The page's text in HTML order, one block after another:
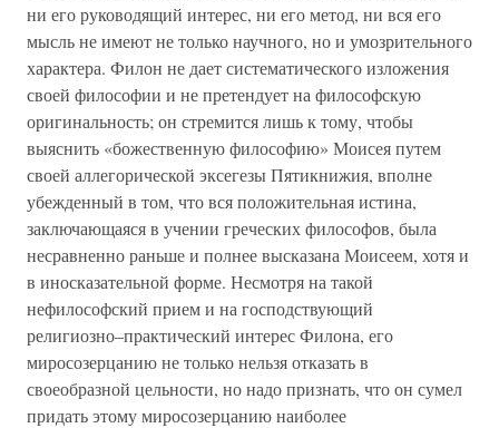
ни его руководящий интерес, ни его метод, ни вся его
мысль не имеют не только научного, но и умозрительного
характера. Филон не дает систематического изложения
своей философии и не претендует на философскую
оригинальность; он стремится лишь к тому, чтобы
выяснить «божественную философию» Моисея путем
своей аллегорической эксегезы Пятикнижия, вполне
убежденный в том, что вся положительная истина,
заключающаяся в учении греческих философов, была
несравненно раньше и полнее высказана Моисеем, хотя и
в иносказательной форме. Несмотря на такой
нефилософский прием и на господствующий
религиозно–практический интерес Филона, его
миросозерцанию не только нельзя отказать в
своеобразной цельности, но надо признать, что он сумел
придать этому миросозерцанию наиболее